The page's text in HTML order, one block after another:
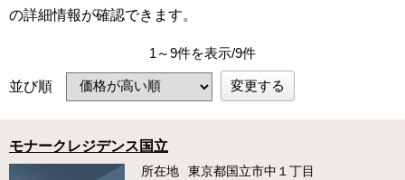
の詳細情報が確認できます。
1～9件を表示/9件
並び順 変更する
モナークレジデンス国立
所在地
東京都国立市中１丁目